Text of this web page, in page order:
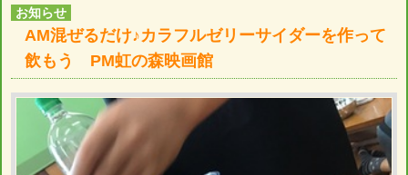
お知らせ
AM混ぜるだけ♪カラフルゼリーサイダーを作って
飲もう PM虹の森映画館